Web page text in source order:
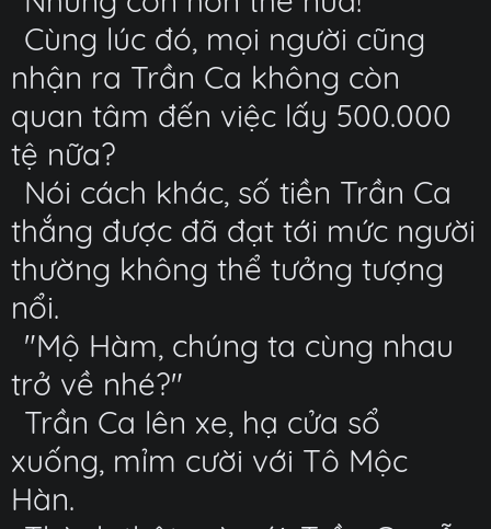
Cùng lúc đó, mọi người cũng
nhận ra Trần Ca không còn
quan tâm đến việc lấy 500.000
tệ nữa?
Nói cách khác, số tiền Trần Ca
thắng được đã đạt tới mức người
thường không thể tưởng tượng
nổi.
"Mộ Hàm, chúng ta cùng nhau
trở về nhé?"
Trần Ca lên xe, hạ cửa sổ
xuống, mỉm cười với Tô Mộc
Hàn.